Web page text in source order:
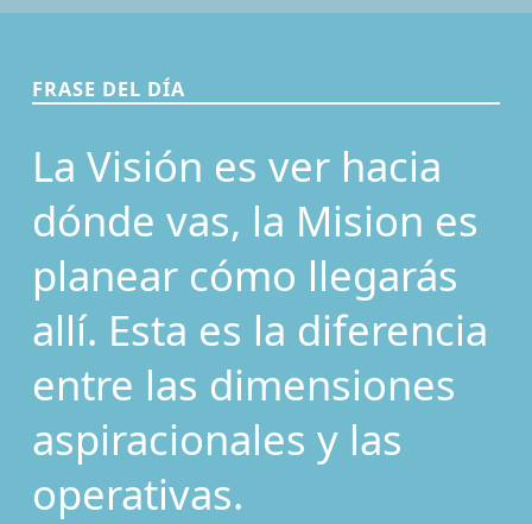
FRASE DEL DÍA
La Visión es ver hacia
dónde vas, la Mision es
planear cómo llegarás
allí. Esta es la diferencia
entre las dimensiones
aspiracionales y las
operativas.